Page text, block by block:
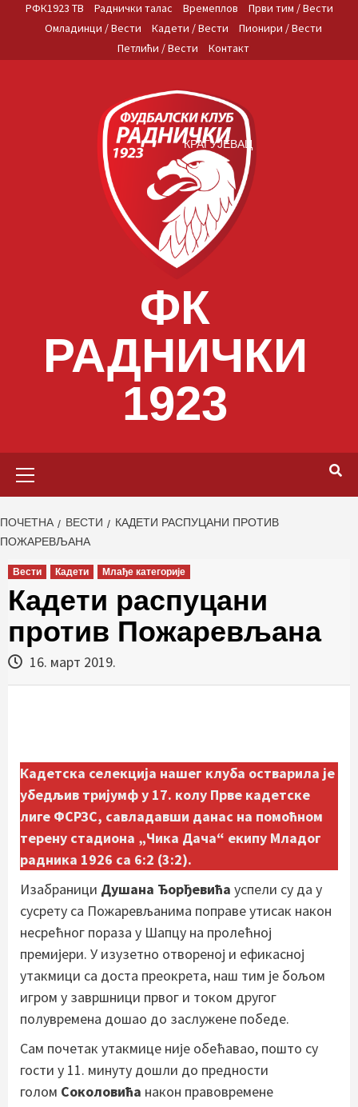
РФК1923 ТВ Раднички талас Времеплов
Први тим / Вести
Омладинци / Вести
Кадети / Вести
Пионири / Вести
Петлићи / Вести
Контакт
ФК
РАДНИЧКИ
1923
КРАГУЈЕВАЦ
ПОЧЕТНА ВЕСТИ
КАДЕТИ РАСПУЦАНИ ПРОТИВ
ПОЖАРЕВЉАНА
Вести Кадети Млађе категорије
Кадети распуцани
против Пожаревљана
16. март 2019.
Кадетска селекција нашег клуба остварила је
убедљив тријумф у 17. колу Прве кадетске
лиге ФСРЗС, савладавши данас на помоћном
терену стадиона „Чика Дача“ екипу Младог
радника 1926 са 6:2 (3:2).
Изабраници Душана Ђорђевића успели су да у
сусрету са Пожаревљанима поправе утисак након
несрећног пораза у Шапцу на пролећној
премијери. У изузетно отвореној и ефикасној
утакмици са доста преокрета, наш тим је бољом
игром у завршници првог и током другог
полувремена дошао до заслужене победе.
Сам почетак утакмице није обећавао, пошто су
гости у 11. минуту дошли до предности
голом Соколовића након правовремене